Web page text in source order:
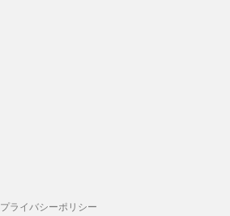
プライバシーポリシー